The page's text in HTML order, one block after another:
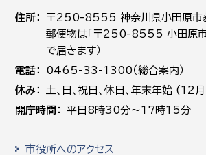
住所
〒250-8555 神奈川県小田原市
郵便物は「〒250-8555 小田原市
で届きます）
電話
0465-33-1300（総合案内）
休み
土､日､祝日、休日、年末年始 (12
開庁時間
平日8時30分～17時15分
市役所へのアクセス